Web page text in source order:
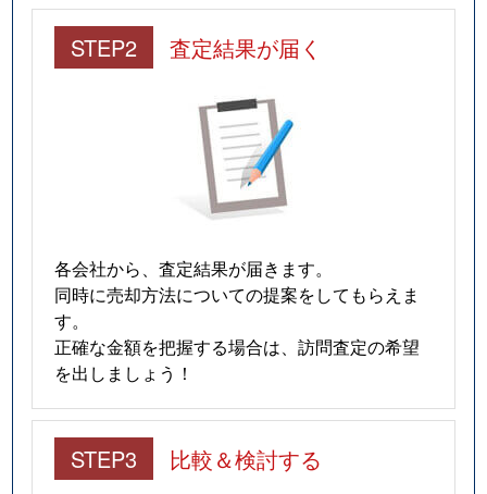
STEP2 査定結果が届く
各会社から、査定結果が届きます。
同時に売却方法についての提案をしてもらえま
す。
正確な金額を把握する場合は、訪問査定の希望
を出しましょう！
STEP3 比較＆検討する